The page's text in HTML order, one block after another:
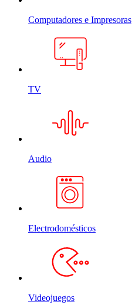
Computadores e Impresoras
TV
Audio
Electrodomésticos
Videojuegos